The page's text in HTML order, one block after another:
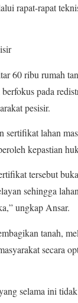
rapat-rapat
60 ribu rumah
pada
pesisir.
lahan
kepastian
tersebut
sehingga
ungkap Ansar.
tanah,
secara
selama ini